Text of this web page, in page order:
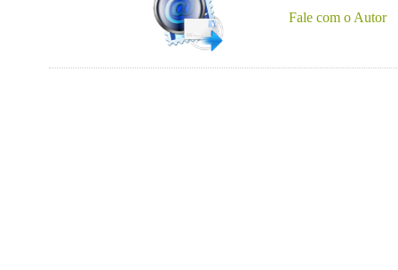
Fale com o Autor